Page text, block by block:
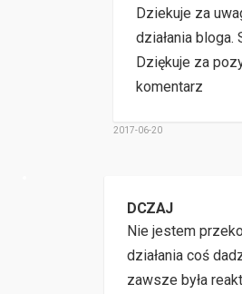
Dziekuje za
działania bloga.
Dziękuje za
komentarz
2017-06-20
DCZAJ
Nie jestem
działania coś
zawsze była